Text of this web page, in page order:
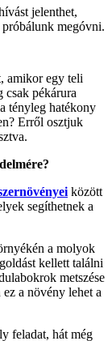
jelenthet,
megóvni.
amikor egy teli
pékárura
tényleg hatékony
Erről osztjuk
között
segíthetnek a
a molyok
kellett találni
metszése
a növény lehet a
feladat, hát még